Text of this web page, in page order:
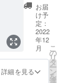
ン）×3
・ゲス
ト用ア
クセサ
リー
3（水素
ゴーグ
ル）×3
・ゲス
F 限定
19名様
【セッ
ト内
容】 ・
水素器
本体×4
・ゲス
ト用ア
お届
け予
定：
2022
年12
月
詳細を見る
こ
の
リ
タ
ー
ン
を